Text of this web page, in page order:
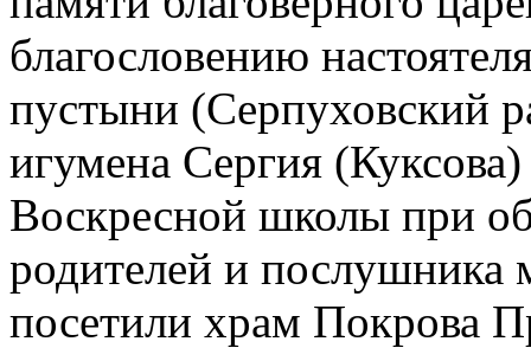
благословению
пустыни (Серпуховский
игумена Сергия
Воскресной школы при
родителей и послушника
посетили храм Покрова